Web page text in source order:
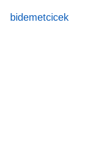
bidemetcicek